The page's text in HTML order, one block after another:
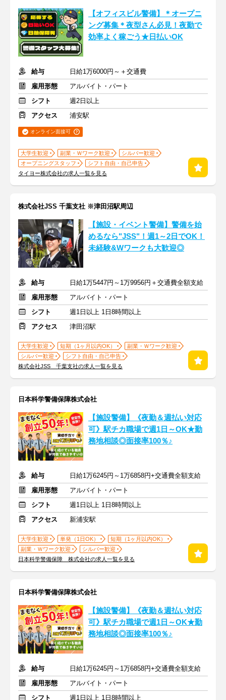
【オフィスビル警備】＊オープニ
ング募集＊夜型さん必見！夜勤で
効率よく稼ごう★日払いOK
給与
日給1万6000円～＋交通費
雇用形態
アルバイト・パート
シフト
週2日以上
アクセス
浦安駅
オンライン面接可
大学生歓迎 副業・Ｗワーク歓迎
シルバー歓迎
オープニングスタッフ
シフト自由・自己申告
タイヨー株式会社の求人一覧を見る
株式会社JSS 千葉支社 ※津田沼駅周辺
【施設・イベント警備】警備を始
めるなら"JSS"！週1～2日でOK！
未経験&Wワークも大歓迎◎
給与
日給1万5447円～1万9956円＋交通費全額支給
雇用形態
アルバイト・パート
シフト
週1日以上 1日8時間以上
アクセス
津田沼駅
大学生歓迎 短期（1ヶ月以内OK）
副業・Ｗワーク歓迎
シルバー歓迎
シフト自由・自己申告
株式会社JSS 千葉支社の求人一覧を見る
日本科学警備保障株式会社
【施設警備】《夜勤＆週払い対応
可》駅チカ職場で週1日～OK★勤
務地相談◎面接率100％♪
給与
日給1万6245円～1万6858円+交通費全額支給
雇用形態
アルバイト・パート
シフト
週1日以上 1日8時間以上
アクセス
新浦安駅
大学生歓迎 単発（1日OK）
短期（1ヶ月以内OK）
副業・Ｗワーク歓迎
シルバー歓迎
日本科学警備保障 株式会社の求人一覧を見る
日本科学警備保障株式会社
【施設警備】《夜勤＆週払い対応
可》駅チカ職場で週1日～OK★勤
務地相談◎面接率100％♪
給与
日給1万6245円～1万6858円+交通費全額支給
雇用形態
アルバイト・パート
シフト
週1日以上 1日8時間以上